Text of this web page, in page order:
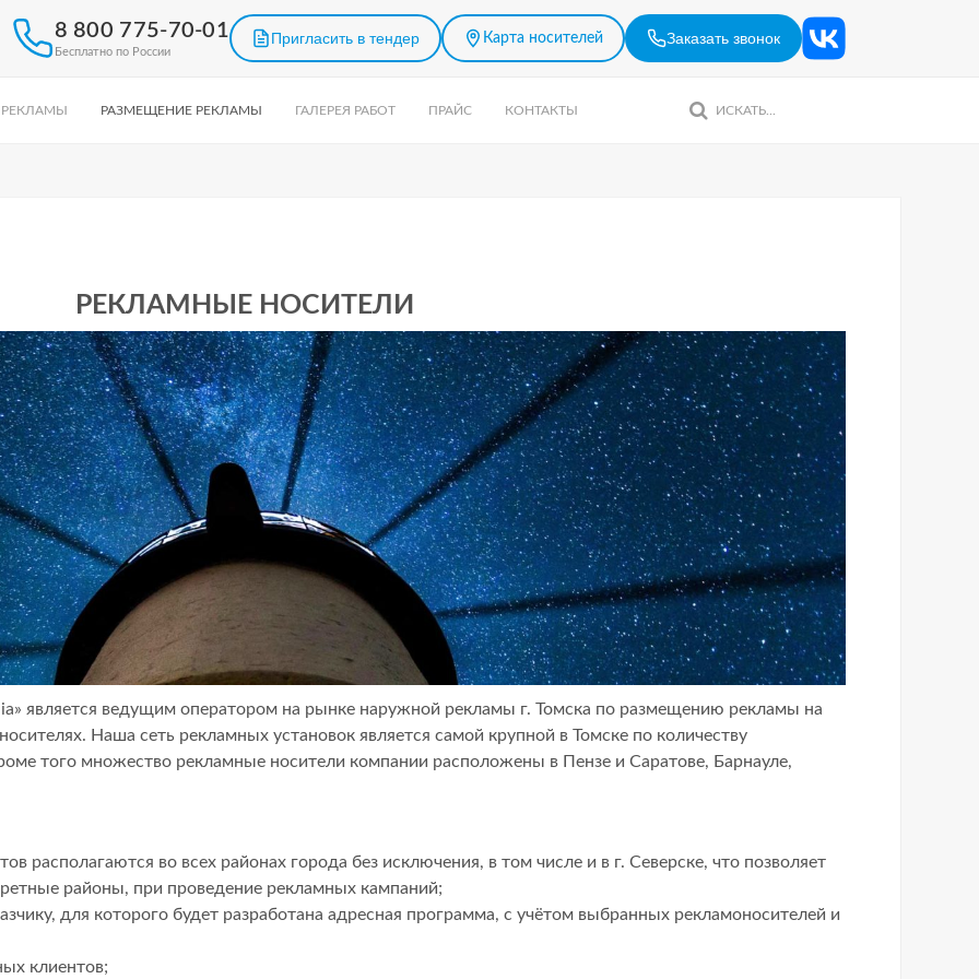
8 800 775-70-01
Бесплатно по России
Пригласить в тендер Карта носителей Заказать звонок
РАЗМЕЩЕНИЕ РЕКЛАМЫ ГАЛЕРЕЯ РАБОТ ПРАЙС КОНТАКТЫ
РЕКЛАМНЫЕ НОСИТЕЛИ
является ведущим оператором на рынке наружной рекламы г. Томска по размещению рекламы на
Наша сеть рекламных установок является самой крупной в Томске по количеству
того множество рекламные носители компании расположены в Пензе и Саратове, Барнауле,
располагаются во всех районах города без исключения, в том числе и в г. Северске, что позволяет
районы, при проведение рекламных кампаний;
для которого будет разработана адресная программа, с учётом выбранных рекламоносителей и
клиентов;